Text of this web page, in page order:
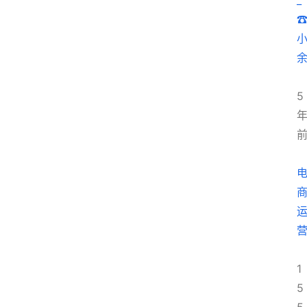
☎
小
余
5
年
前
电
商
运
营
1
5